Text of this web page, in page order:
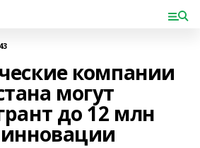
компании
могут
до 12 млн